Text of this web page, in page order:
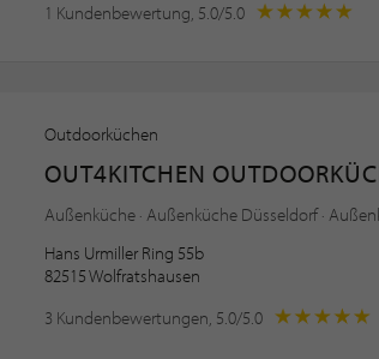
1 Kundenbewertung, 5.0/5.0
Outdoorküchen
OUT4KITCHEN
Außenküche · Außenküche Düsseldorf ·
Hans Urmiller Ring 55b
82515 Wolfratshausen
3 Kundenbewertungen, 5.0/5.0